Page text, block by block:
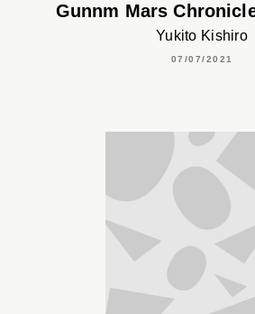
Gunnm Mars
Yukito Kishiro
07/07/2021